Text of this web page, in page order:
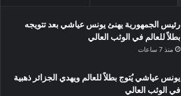
رئيس الجمهورية يهنئ يونس عياشي بعد تتويجه
بطلاً للعالم في الوثب العالي
منذ 7 ساعات
يونس عياشي يُتوج بطلاً للعالم ويهدي الجزائر ذهبية
في الوثب العالي